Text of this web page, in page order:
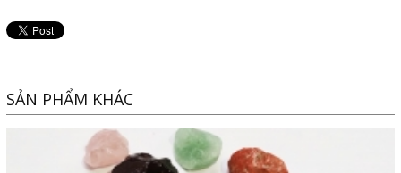
SẢN PHẨM KHÁC